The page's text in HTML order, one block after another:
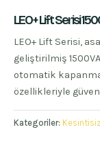
LEO+ Lift Serisi
LEO+ Lift Serisi,
geliştirilmiş
otomatik
özellikleriyle
Kategoriler: